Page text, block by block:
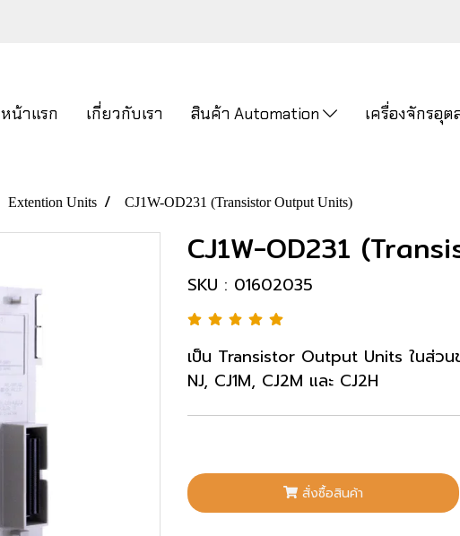
หน้าแรก เกี่ยวกับเรา สินค้า Automation เครื่องจักรอุ
Extention Units CJ1W-OD231 (Transistor Output Units)
CJ1W-OD231
SKU : 01602035
เป็น Transistor Output Units ในส่ว
NJ, CJ1M, CJ2M และ CJ2H
สั่งซื้อสินค้า